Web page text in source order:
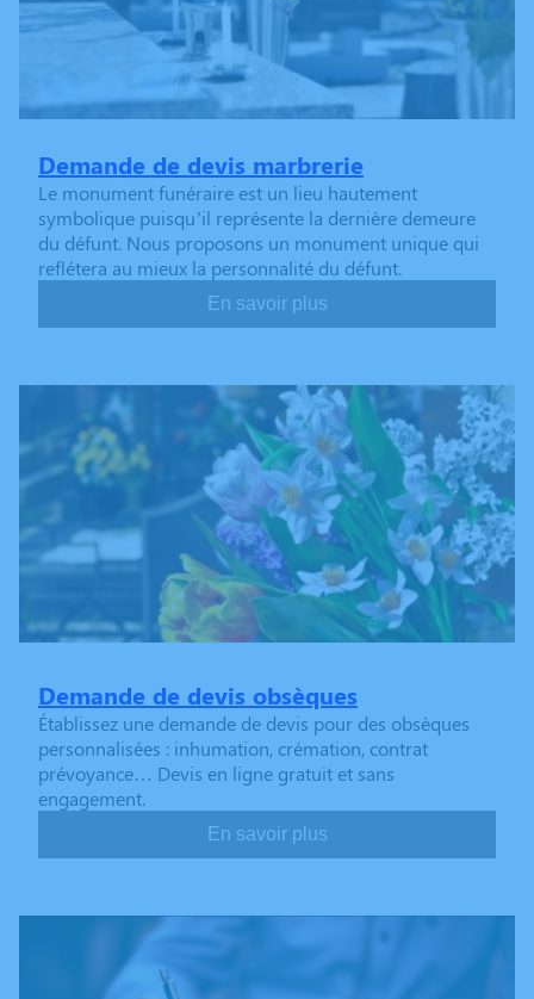
Demande de devis marbrerie
Le monument funéraire est un lieu hautement
symbolique puisqu’il représente la dernière demeure
du défunt. Nous proposons un monument unique qui
reflétera au mieux la personnalité du défunt.
En savoir plus
Demande de devis obsèques
Établissez une demande de devis pour des obsèques
personnalisées : inhumation, crémation, contrat
prévoyance… Devis en ligne gratuit et sans
engagement.
En savoir plus